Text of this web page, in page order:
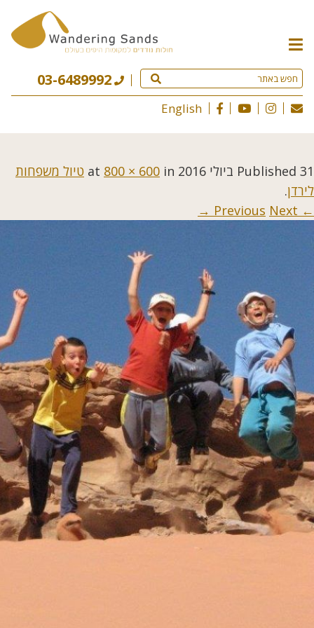
תפריט
האתר
03-6489992
English
Published 31 ביולי 2016 800 × 600 in
טיול משפחות
לירדן.
← Previous
Next →